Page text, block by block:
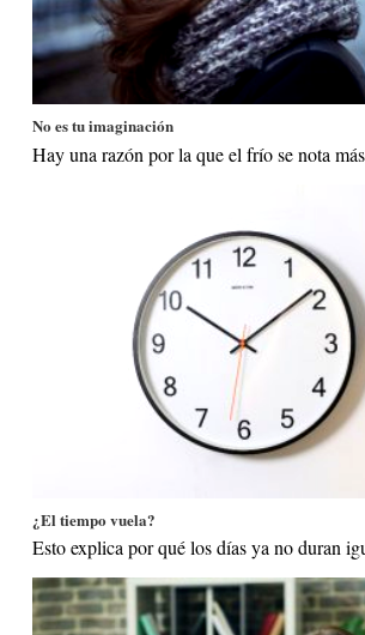
No es tu imaginación
Hay una razón por la que el frío se nota
¿El tiempo vuela?
Esto explica por qué los días ya no duran